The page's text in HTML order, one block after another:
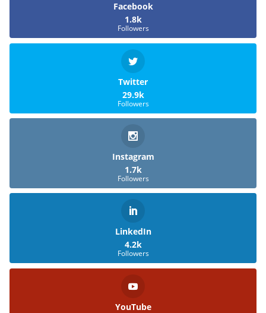
Facebook
1.8k
Followers
Twitter
29.9k
Followers
Instagram
1.7k
Followers
LinkedIn
4.2k
Followers
YouTube